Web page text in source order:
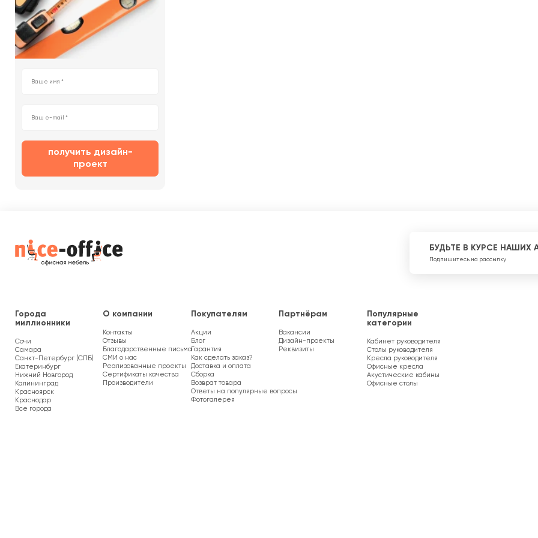
получить дизайн-
проект
БУДЬТЕ В КУРСЕ НАШИХ
Подпишитесь на рассылку
Города
миллионники
Сочи
Самара
Санкт-Петербург (СПБ)
Екатеринбург
Нижний Новгород
Калининград
Красноярск
Краснодар
Все города
О компании
Контакты
Отзывы
Благодарственные письма
СМИ о нас
Реализованные проекты
Сертификаты качества
Производители
Покупателям
Акции
Блог
Гарантия
Как сделать заказ?
Доставка и оплата
Сборка
Возврат товара
Ответы на популярные вопросы
Фотогалерея
Партнёрам
Вакансии
Дизайн-проекты
Реквизиты
Популярные
категории
Кабинет руководителя
Столы руководителя
Кресла руководителя
Офисные кресла
Акустические кабины
Офисные столы